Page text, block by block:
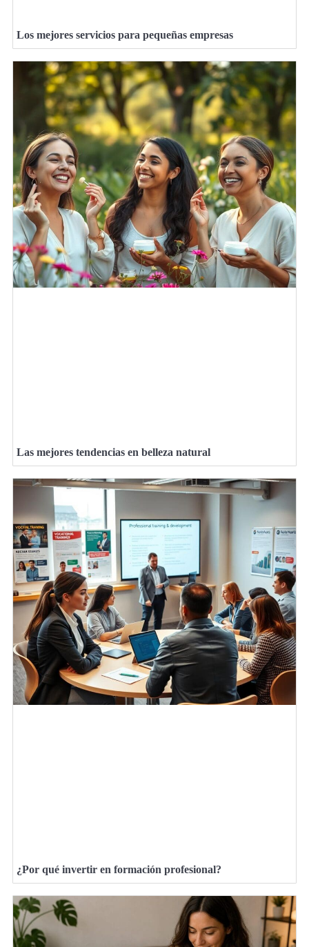
Los mejores servicios para pequeñas empresas
Las mejores tendencias en belleza natural
¿Por qué invertir en formación profesional?